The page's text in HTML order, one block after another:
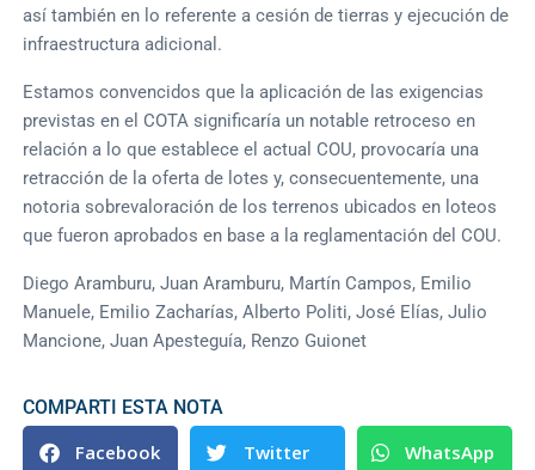
así también en lo referente a cesión de tierras y ejecución de
infraestructura adicional.
Estamos convencidos que la aplicación de las exigencias
previstas en el COTA significaría un notable retroceso en
relación a lo que establece el actual COU, provocaría una
retracción de la oferta de lotes y, consecuentemente, una
notoria sobrevaloración de los terrenos ubicados en loteos
que fueron aprobados en base a la reglamentación del COU.
Diego Aramburu, Juan Aramburu, Martín Campos, Emilio
Manuele, Emilio Zacharías, Alberto Politi, José Elías, Julio
Mancione, Juan Apesteguía, Renzo Guionet
COMPARTI ESTA NOTA
Facebook Twitter WhatsApp